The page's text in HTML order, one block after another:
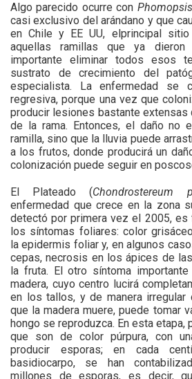
Algo parecido ocurre con
casi exclusivo del arándano y que
en Chile y EE UU, elprincipal
aquellas ramillas que ya
importante eliminar todos esos
sustrato de crecimiento del
especialista. La enfermedad se
regresiva, porque una vez que
producir lesiones bastante extensas
de la rama. Entonces, el daño no
ramilla, sino que la lluvia puede
a los frutos, donde producirá un
colonización puede seguir en
El Plateado (Chondrostereum
enfermedad que crece en la zona
detectó por primera vez el 2005,
los síntomas foliares: color
la epidermis foliar y, en algunos
cepas, necrosis en los ápices de
la fruta. El otro síntoma
madera, cuyo centro lucirá
en los tallos, y de manera irregular
que la madera muere, puede tomar
hongo se reproduzca. En esta
que son de color púrpura, con
producir esporas; en cada
basidiocarpo, se han
millones de esporas, es decir,